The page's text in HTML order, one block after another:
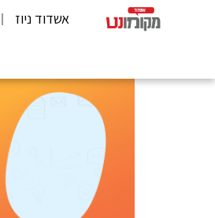
אשדוד ניוז